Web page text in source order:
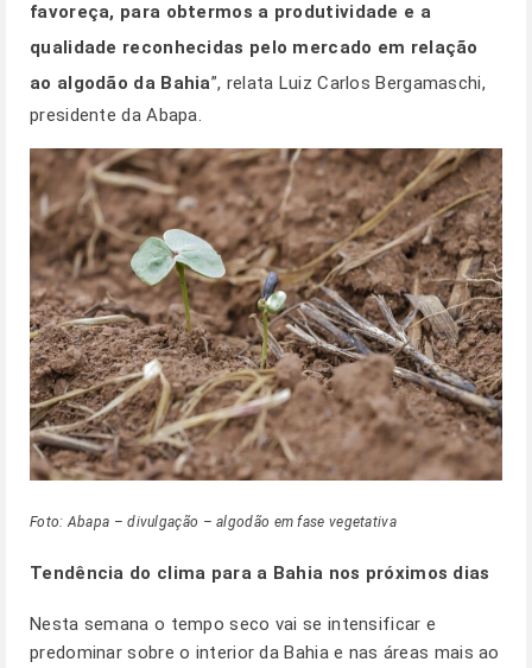
favoreça, para obtermos a produtividade e a
qualidade reconhecidas pelo mercado em relação
ao algodão da Bahia”, relata Luiz Carlos Bergamaschi,
presidente da Abapa.
Foto: Abapa – divulgação – algodão em fase vegetativa
Tendência do clima para a Bahia nos próximos dias
Nesta semana o tempo seco vai se intensificar e
predominar sobre o interior da Bahia e nas áreas mais ao